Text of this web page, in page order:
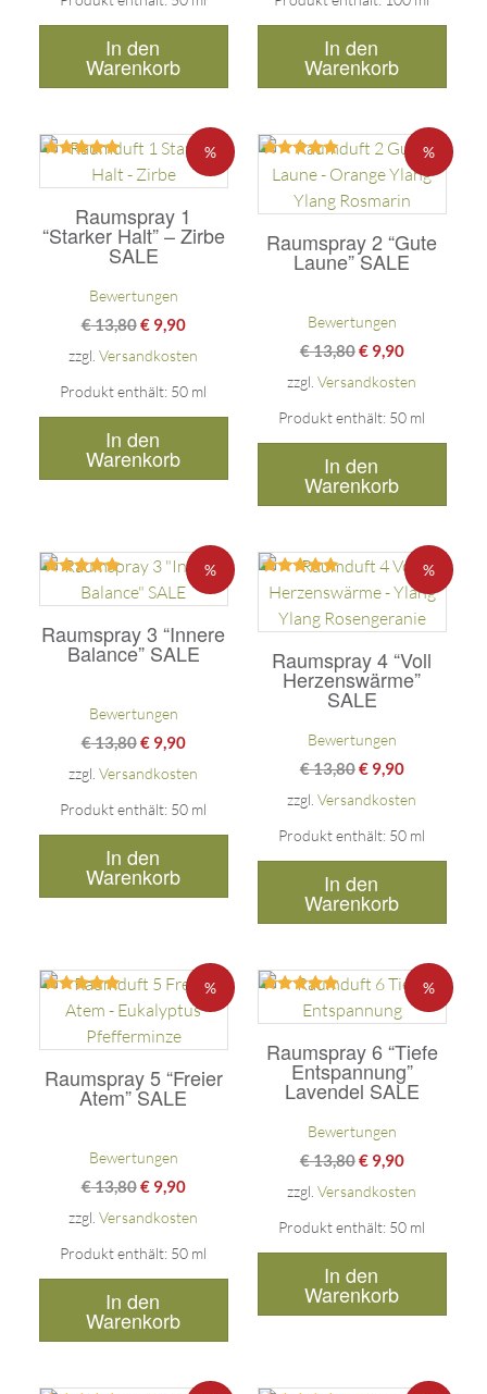
In den
Warenkorb
In den
Warenkorb
%
Raumspray 1
“Starker Halt” – Zirbe
SALE
Bewertet
mit
von 5
Bewertungen
€13,80€9,90
zzgl.Versandkosten
Produkt enthält: 50 ml
In den
Warenkorb
%
Raumspray 2 “Gute
Laune” SALE
Bewertet
mit
5.00
von 5
Bewertungen
€13,80€9,90
zzgl.Versandkosten
Produkt enthält: 50 ml
In den
Warenkorb
%
Raumspray 3 “Innere
Balance” SALE
Bewertet
mit
von 5
Bewertungen
€13,80€9,90
zzgl.Versandkosten
Produkt enthält: 50 ml
In den
Warenkorb
%
Raumspray 4 “Voll
Herzenswärme”
SALE
Bewertet
mit
5.00
von 5
Bewertungen
€13,80€9,90
zzgl.Versandkosten
Produkt enthält: 50 ml
In den
Warenkorb
%
Raumspray 5 “Freier
Atem” SALE
Bewertet
mit
5.00
von 5
Bewertungen
€13,80€9,90
zzgl.Versandkosten
Produkt enthält: 50 ml
In den
Warenkorb
%
Raumspray 6 “Tiefe
Entspannung”
Lavendel SALE
Bewertet
mit
von 5
Bewertungen
€13,80€9,90
zzgl.Versandkosten
Produkt enthält: 50 ml
In den
Warenkorb